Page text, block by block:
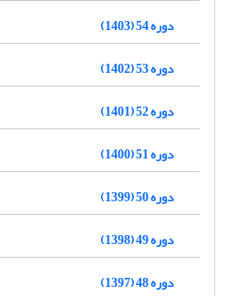
دوره 54 (1403)
دوره 53 (1402)
دوره 52 (1401)
دوره 51 (1400)
دوره 50 (1399)
دوره 49 (1398)
دوره 48 (1397)